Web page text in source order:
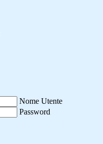
Nome Utente
Password